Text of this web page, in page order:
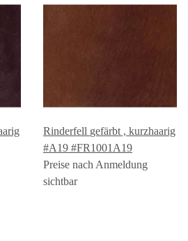
Rinderfell gefärbt , kurzhaarig
#A19 #FR1001A19
Preise nach Anmeldung
sichtbar